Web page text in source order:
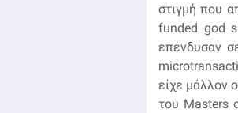
στιγμή που
funded god
επένδυσαν
είχε μάλλον
του Masters